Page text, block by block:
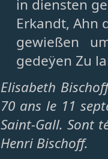
in diensten
Erkandt, Ahn
gewießen
gedeÿen Zu
Elisabeth
70 ans le 11
Saint-Gall. Sont
Henri Bischoff.